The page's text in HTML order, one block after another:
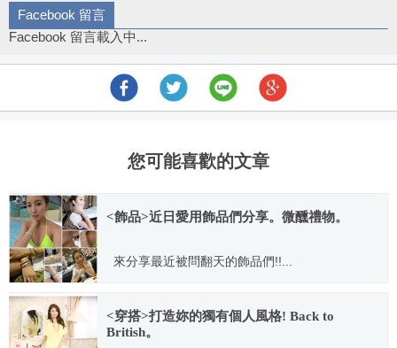
Facebook 留言
Facebook 留言載入中...
您可能喜歡的文章
<飾品>近日愛用飾品們分享。微醺禮物。
來分享最近被問翻天的飾品們!!...
2014.08.27
<穿搭>打造妳的獨有個人風格! Back to
British。